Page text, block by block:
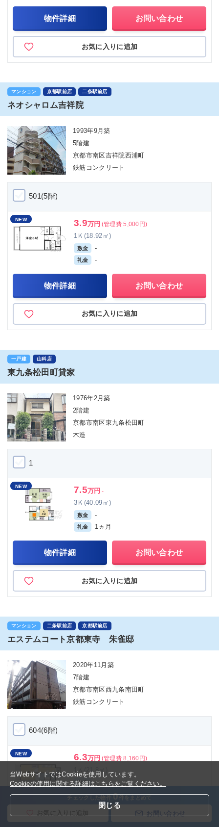
チェックした物件 0件をまとめて
物件詳細 お問い合わせ
お気に入りに追加
マンション 京都駅前店 二条駅前店
ネオシャロム吉祥院
1993年9月築
5階建
京都市南区吉祥院西浦町
鉄筋コンクリート
501(5階)
NEW 3.9万円 (管理費 5,000円)
1Ｋ(18.92㎡)
敷金 -
礼金 -
物件詳細 お問い合わせ
お気に入りに追加
一戸建 山科店
東九条松田町貸家
1976年2月築
2階建
京都市南区東九条松田町
木造
1
NEW 7.5万円 -
3Ｋ(40.09㎡)
敷金 -
礼金 1ヵ月
物件詳細 お問い合わせ
お気に入りに追加
マンション 二条駅前店 京都駅前店
エステムコート京都東寺 朱雀邸
2020年11月築
7階建
京都市南区西九条南田町
鉄筋コンクリート
604(6階)
NEW 6.3万円 (管理費 8,160円)
1Ｋ(21.8㎡)
敷金 -
礼金 -
当WebサイトではCookieを使用しています。
Cookieの使用に関する詳細はこちらをご覧ください。
閉じる